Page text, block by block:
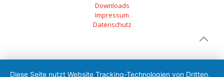
Downloads
Impressum
Datenschutz
Diese Seite nutzt Website Tracking-Technologien von Dritten,